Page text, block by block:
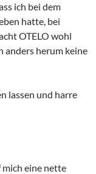
ich bei dem
hatte, bei
OTELO wohl
anders herum keine
lassen und harre
mich eine nette